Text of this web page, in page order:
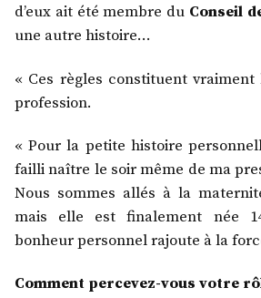
d’eux ait été membre du Conseil
une autre histoire…
« Ces règles constituent
profession.
« Pour la petite histoire
failli naître le soir même de ma
Nous sommes allés à la
mais elle est finalement née
bonheur personnel rajoute à la
Comment percevez-vous votre